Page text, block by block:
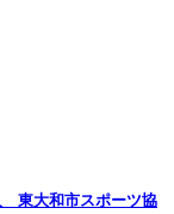
東大和市スポーツ協